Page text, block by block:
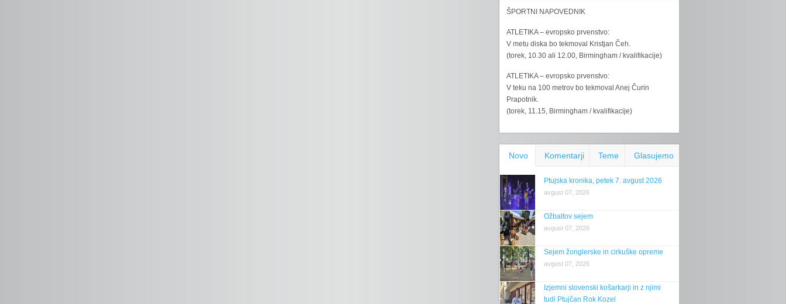
ŠPORTNI NAPOVEDNIK
ATLETIKA – evropsko prvenstvo:
V metu diska bo tekmoval Kristjan Čeh.
(torek, 10.30 ali 12.00, Birmingham / kvalifikacije)
ATLETIKA – evropsko prvenstvo:
V teku na 100 metrov bo tekmoval Anej Čurin
Prapotnik.
(torek, 11.15, Birmingham / kvalifikacije)
Novo Komentarji Teme Glasujemo
Ptujska kronika, petek 7. avgust 2026
avgust 07, 2026
Ožbaltov sejem
avgust 07, 2026
Sejem žonglerske in cirkuške opreme
avgust 07, 2026
Izjemni slovenski košarkarji in z njimi
tudi Ptujčan Rok Kozel